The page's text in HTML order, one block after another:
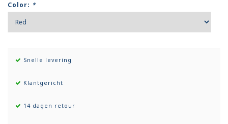
Color: *
Snelle levering
Klantgericht
14 dagen retour